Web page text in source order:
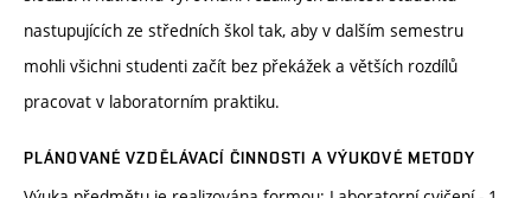
nastupujících ze středních škol tak, aby v dalším semestru
mohli všichni studenti začít bez překážek a větších rozdílů
pracovat v laboratorním praktiku.
PLÁNOVANÉ VZDĚLÁVACÍ ČINNOSTI A VÝUKOVÉ METODY